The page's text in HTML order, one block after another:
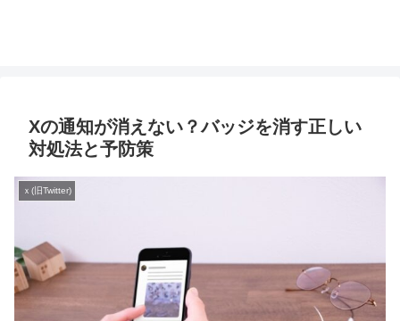
Xの通知が消えない？バッジを消す正しい
対処法と予防策
ｘ(旧Twitter)